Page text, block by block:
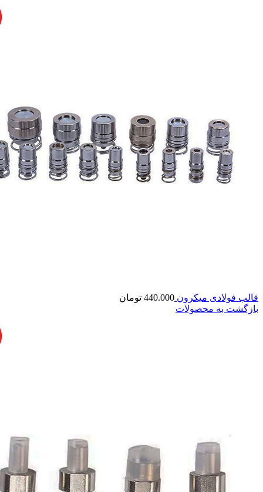
قالب فولادی میکرون 440.000 تومان
بازگشت به محصولات